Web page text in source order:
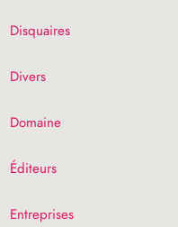
Disquaires
Divers
Domaine
Éditeurs
Entreprises